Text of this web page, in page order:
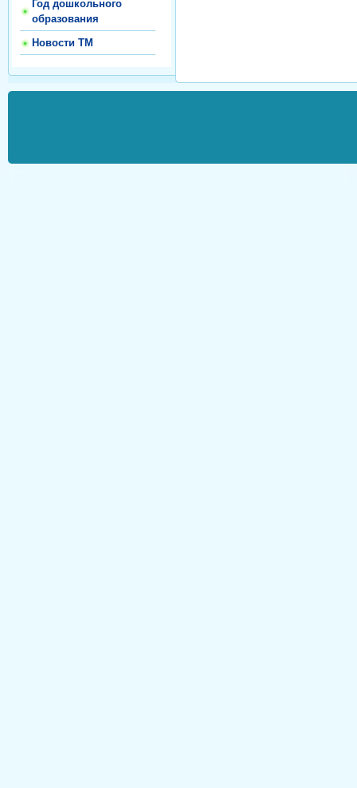
Год дошкольного
образования
Новости ТМ